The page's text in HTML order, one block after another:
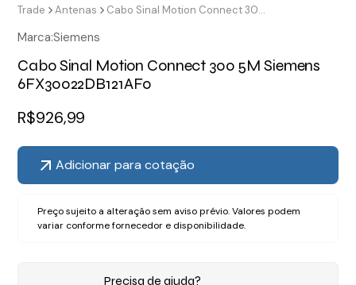
Trade Antenas Cabo Sinal Motion Connect 300 5M Siemens 6FX30022DB121AF0
Marca:Siemens
Cabo Sinal Motion Connect 300 5M Siemens
6FX30022DB121AF0
R$926,99
Adicionar para cotação
Preço sujeito a alteração sem aviso prévio. Valores podem
variar conforme fornecedor e disponibilidade.
Precisa de ajuda?